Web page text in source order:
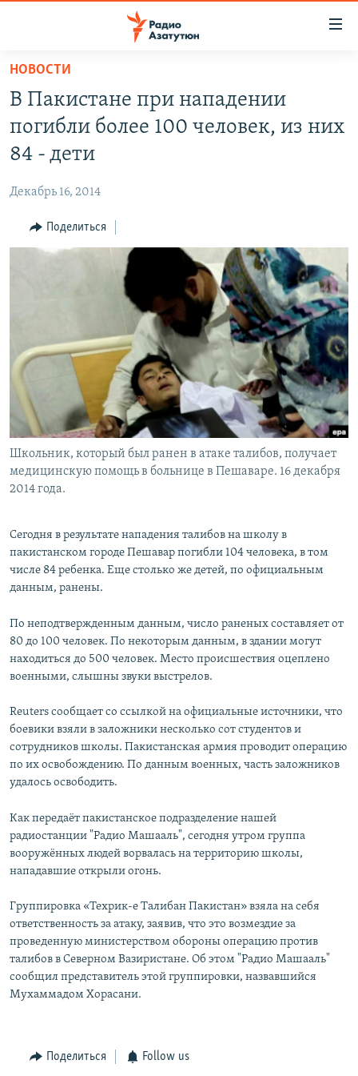
Перейти
основному
содержанию
Перейти
основной
навигации
Перейти
НОВОСТИ
ПОЛИТИКА
ЭКОНОМИКА
РЕГИОН
НАГОРНЫЙ КАРАБАХ
АРХИВ
Հայերեն
English
Русский
Все сайты Радио Азатутюн
НОВОСТИ
В Пакистане при нападении
погибли более 100 человек, из них
84 - дети
Декабрь 16, 2014
Поделиться
Школьник, который был ранен в атаке талибов, получает
медицинскую помощь в больнице в Пешаваре. 16 декабря
2014 года.
Сегодня в результате нападения талибов на школу в
пакистанском городе Пешавар погибли 104 человека, в том
числе 84 ребенка. Еще столько же детей, по официальным
данным, ранены.
По неподтвержденным данным, число раненых составляет от
80 до 100 человек. По некоторым данным, в здании могут
находиться до 500 человек. Место происшествия оцеплено
военными, слышны звуки выстрелов.
Reuters сообщает со ссылкой на официальные источники, что
боевики взяли в заложники несколько сот студентов и
сотрудников школы. Пакистанская армия проводит операцию
по их освобождению. По данным военных, часть заложников
удалось освободить.
Как передаёт пакистанское подразделение нашей
радиостанции "Радио Машааль", сегодня утром группа
вооружённых людей ворвалась на территорию школы,
нападавшие открыли огонь.
Группировка «Техрик-е Талибан Пакистан» взяла на себя
ответственность за атаку, заявив, что это возмездие за
проведенную министерством обороны операцию против
талибов в Северном Вазиристане. Об этом "Радио Машааль"
сообщил представитель этой группировки, назвавшийся
Мухаммадом Хорасани.
Поделиться Follow us